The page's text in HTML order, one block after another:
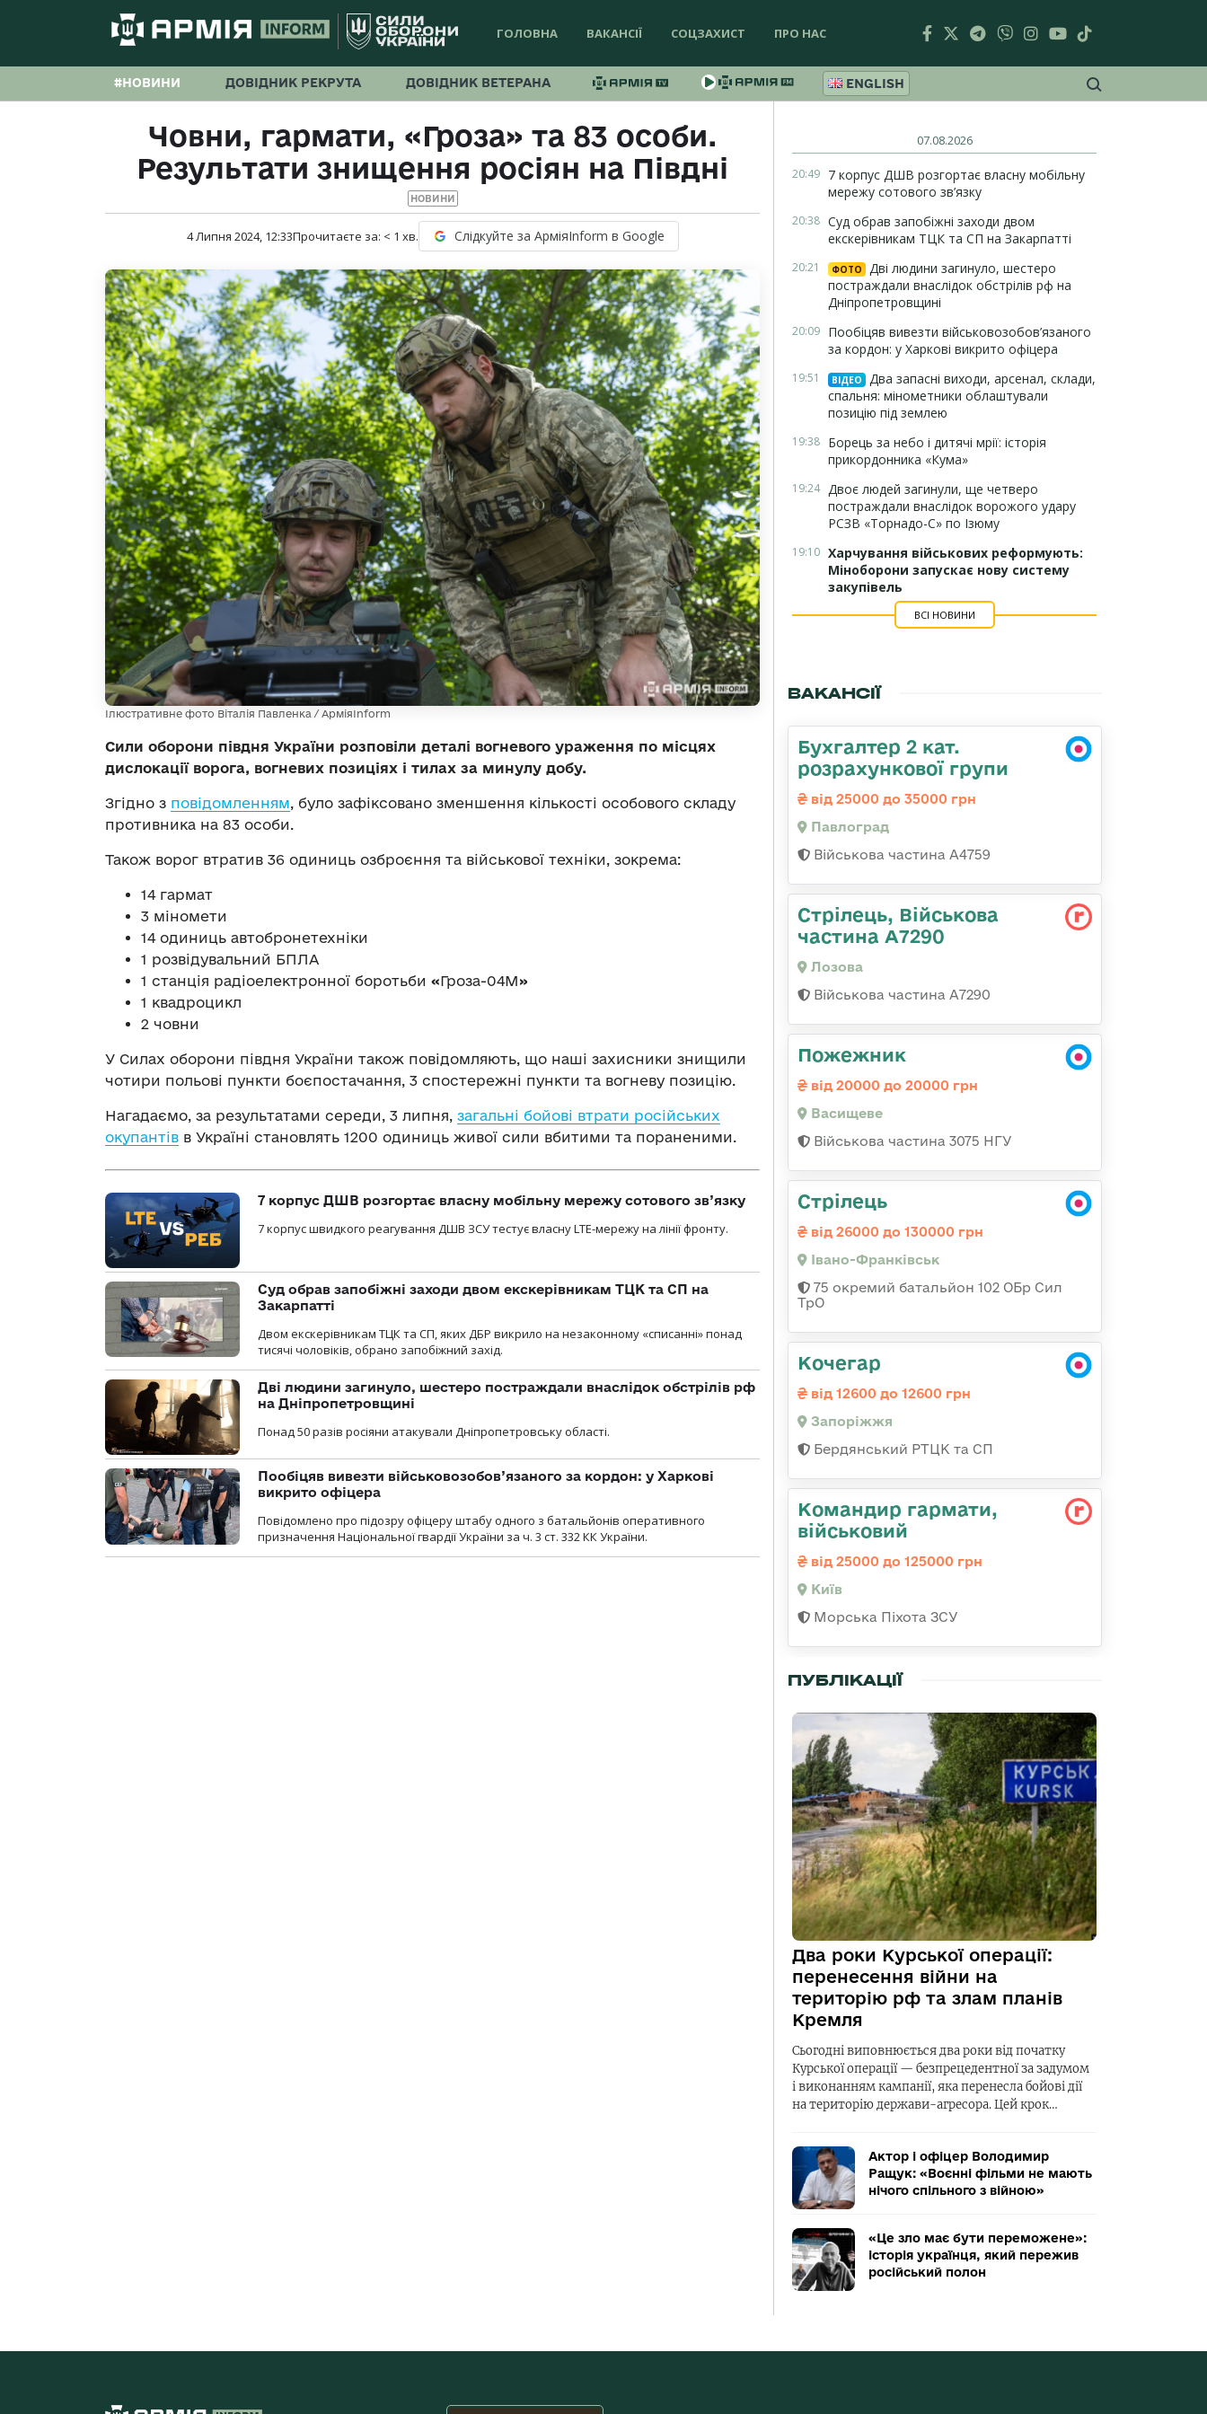
ГОЛОВНА ВАКАНСІЇ СОЦЗАХИСТ ПРО НАС
#НОВИНИ ДОВІДНИК РЕКРУТА ДОВІДНИК ВЕТЕРАНА ENGLISH
Човни, гармати, «Гроза» та 83 особи.
Результати знищення росіян на Півдні
НОВИНИ
4 Липня 2024, 12:33Прочитаєте за: < 1 хв. Слідкуйте за АрміяInform в Google
Ілюстративне фото Віталія Павленка / АрміяInform
Сили оборони півдня України розповіли деталі вогневого ураження по місцях
дислокації ворога, вогневих позиціях і тилах за минулу добу.
Згідно з повідомленням, було зафіксовано зменшення кількості особового складу
противника на 83 особи.
Також ворог втратив 36 одиниць озброєння та військової техніки, зокрема:
14 гармат
3 міномети
14 одиниць автобронетехніки
1 розвідувальний БПЛА
1 станція радіоелектронної боротьби «Гроза-04М»
1 квадроцикл
2 човни
У Силах оборони півдня України також повідомляють, що наші захисники знищили
чотири польові пункти боєпостачання, 3 спостережні пункти та вогневу позицію.
Нагадаємо, за результатами середи, 3 липня, загальні бойові втрати російських
окупантів в Україні становлять 1200 одиниць живої сили вбитими та пораненими.
7 корпус ДШВ розгортає власну мобільну мережу сотового зв’язку
7 корпус швидкого реагування ДШВ ЗСУ тестує власну LTE-мережу на лінії фронту.
Суд обрав запобіжні заходи двом екскерівникам ТЦК та СП на
Закарпатті
Двом екскерівникам ТЦК та СП, яких ДБР викрило на незаконному «списанні» понад
тисячі чоловіків, обрано запобіжний захід.
Дві людини загинуло, шестеро постраждали внаслідок обстрілів рф
на Дніпропетровщині
Понад 50 разів росіяни атакували Дніпропетровську області.
Пообіцяв вивезти військовозобов’язаного за кордон: у Харкові
викрито офіцера
Повідомлено про підозру офіцеру штабу одного з батальйонів оперативного
призначення Національної гвардії України за ч. 3 ст. 332 КК України.
07.08.2026
20:49 7 корпус ДШВ розгортає власну мобільну
мережу сотового зв’язку
20:38 Суд обрав запобіжні заходи двом
екскерівникам ТЦК та СП на Закарпатті
20:21 ФОТО
Дві людини загинуло, шестеро
постраждали внаслідок обстрілів рф на
Дніпропетровщині
20:09 Пообіцяв вивезти військовозобов’язаного
за кордон: у Харкові викрито офіцера
19:51 ВІДЕО
Два запасні виходи, арсенал, склади,
спальня: мінометники облаштували
позицію під землею
19:38 Борець за небо і дитячі мрії: історія
прикордонника «Кума»
19:24 Двоє людей загинули, ще четверо
постраждали внаслідок ворожого удару
РСЗВ «Торнадо-С» по Ізюму
19:10 Харчування військових реформують:
Міноборони запускає нову систему
закупівель
ВСІ НОВИНИ
ВАКАНСІЇ
Бухгалтер 2 кат.
розрахункової групи
від 25000 до 35000 грн
Павлоград
Військова частина А4759
Стрілець, Військова
частина А7290
Лозова
Військова частина А7290
Пожежник
від 20000 до 20000 грн
Васищеве
Військова частина 3075 НГУ
Стрілець
від 26000 до 130000 грн
Івано-Франківськ
75 окремий батальйон 102 ОБр Сил
ТрО
Кочегар
від 12600 до 12600 грн
Запоріжжя
Бердянський РТЦК та СП
Командиp гаpмати,
військовий
від 25000 до 125000 грн
Київ
Морська Піхота ЗСУ
ПУБЛІКАЦІЇ
Два роки Курської операції:
перенесення війни на
територію рф та злам планів
Кремля
Сьогодні виповнюється два роки від початку
Курської операції — безпрецедентної за задумом
і виконанням кампанії, яка перенесла бойові дії
на територію держави-агресора. Цей крок…
Актор і офіцер Володимир
Ращук: «Воєнні фільми не мають
нічого спільного з війною»
«Це зло має бути переможене»:
історія українця, який пережив
російський полон